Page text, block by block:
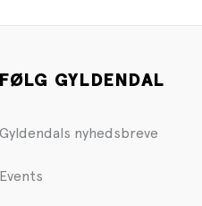
FØLG GYLDENDAL
Gyldendals nyhedsbreve
Events